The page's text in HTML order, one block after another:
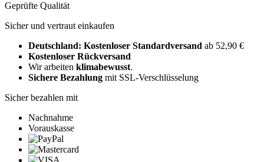
Geprüfte Qualität
Sicher und vertraut einkaufen
Deutschland: Kostenloser Standardversand ab 52,90 €
Kostenloser Rückversand
Wir arbeiten klimabewusst.
Sichere Bezahlung mit SSL-Verschlüsselung
Sicher bezahlen mit
Nachnahme
Vorauskasse